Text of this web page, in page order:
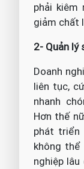
phải kiêm
giảm chất
2- Quản lý
Doanh
liên tục,
nhanh
Hơn thế
phát triển
không
nghiệp